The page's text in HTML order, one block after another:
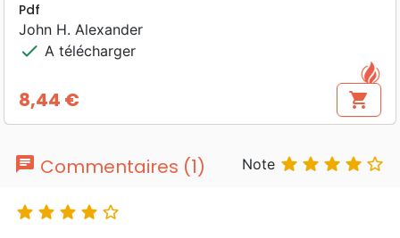
Pdf
John H. Alexander
check A télécharger
Prix
8,44 € shopping_cart
chat Commentaires (1) Note     
    